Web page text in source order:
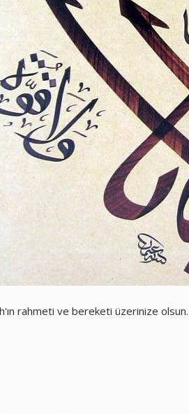
rahmeti ve bereketi üzerinize olsun.